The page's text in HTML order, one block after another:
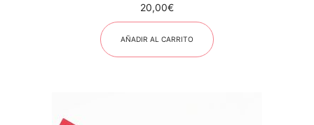
20,00€
AÑADIR AL CARRITO